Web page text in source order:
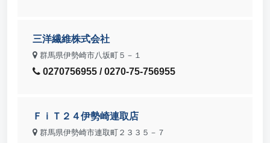
三洋繊維株式会社
群馬県伊勢崎市八坂町５－１
0270756955 / 0270-75-756955
ＦｉＴ２４伊勢崎連取店
群馬県伊勢崎市連取町２３３５－７